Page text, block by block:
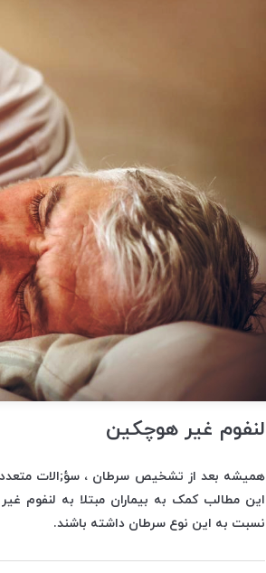
لنفوم غیر هوچکین
همیشه بعد از تشخیص سرطان ، سؤ;الات
این مطالب کمک به بیماران مبتلا به لنفوم
نسبت به این نوع سرطان داشته باشند.